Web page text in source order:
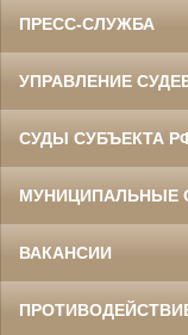
ПРЕСС-СЛУЖБА
УПРАВЛЕНИЕ
СУДЫ СУБЪЕКТА
МУНИЦИПАЛЬНЫЕ
ВАКАНСИИ